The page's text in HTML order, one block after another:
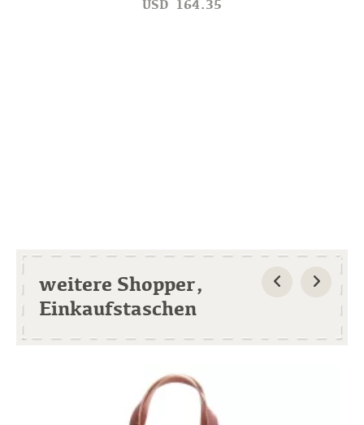
USD 164.35
weitere Shopper,
Einkaufstaschen